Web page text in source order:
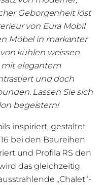
Geborgenheit löst
von Eura Mobil
Möbel in markanter
kühlen weissen
mit elegantem
und doch
Lassen Sie sich
begeistern!
inspiriert, gestaltet
bei den Baureihen
und Profila RS den
das gleichzeitig
„Chalet“-